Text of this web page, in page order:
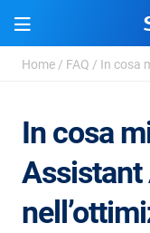
Home / FAQ / In cosa
In cosa
Assistant